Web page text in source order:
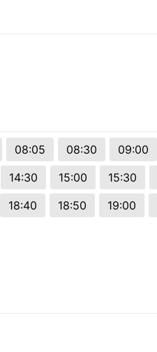
08:05 08:30 09:00
14:30 15:00 15:30
18:40 18:50 19:00